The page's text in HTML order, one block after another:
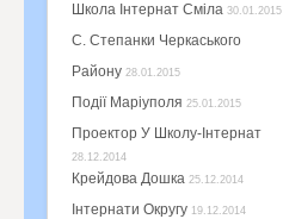
Школа Інтернат Сміла 30.01.2015
С. Степанки Черкаського
Району 28.01.2015
Події Маріуполя 25.01.2015
Проектор У Школу-Інтернат
28.12.2014
Крейдова Дошка 25.12.2014
Інтернати Округу 19.12.2014